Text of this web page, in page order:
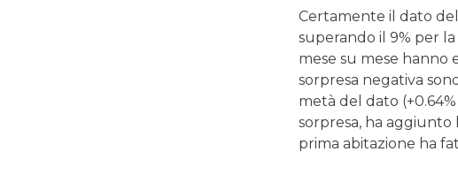
Certamente il dato
superando il 9% per
mese su mese hanno
sorpresa negativa
metà del dato
sorpresa, ha aggiunto
prima abitazione ha